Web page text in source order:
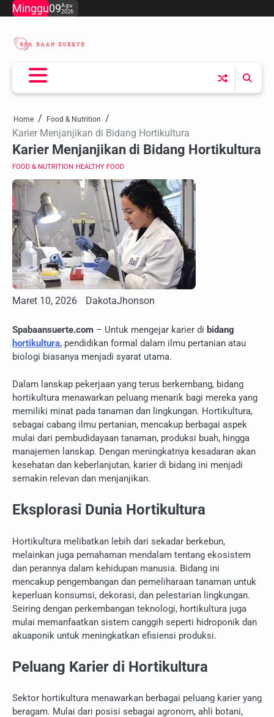
Skip
content
Minggu09Agu
2026
Home Food & Nutrition
Karier Menjanjikan di Bidang Hortikultura
Karier Menjanjikan di Bidang Hortikultura
FOOD & NUTRITION HEALTHY FOOD
Maret 10, 2026 DakotaJhonson
Spabaansuerte.com – Untuk mengejar karier di bidang
hortikultura, pendidikan formal dalam ilmu pertanian atau
biologi biasanya menjadi syarat utama.
Dalam lanskap pekerjaan yang terus berkembang, bidang
hortikultura menawarkan peluang menarik bagi mereka yang
memiliki minat pada tanaman dan lingkungan. Hortikultura,
sebagai cabang ilmu pertanian, mencakup berbagai aspek
mulai dari pembudidayaan tanaman, produksi buah, hingga
manajemen lanskap. Dengan meningkatnya kesadaran akan
kesehatan dan keberlanjutan, karier di bidang ini menjadi
semakin relevan dan menjanjikan.
Eksplorasi Dunia Hortikultura
Hortikultura melibatkan lebih dari sekadar berkebun,
melainkan juga pemahaman mendalam tentang ekosistem
dan perannya dalam kehidupan manusia. Bidang ini
mencakup pengembangan dan pemeliharaan tanaman untuk
keperluan konsumsi, dekorasi, dan pelestarian lingkungan.
Seiring dengan perkembangan teknologi, hortikultura juga
mulai memanfaatkan sistem canggih seperti hidroponik dan
akuaponik untuk meningkatkan efisiensi produksi.
Peluang Karier di Hortikultura
Sektor hortikultura menawarkan berbagai peluang karier yang
beragam. Mulai dari posisi sebagai agronom, ahli botani,